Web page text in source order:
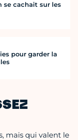
se cachait sur les
pour garder la
mais qui valent le